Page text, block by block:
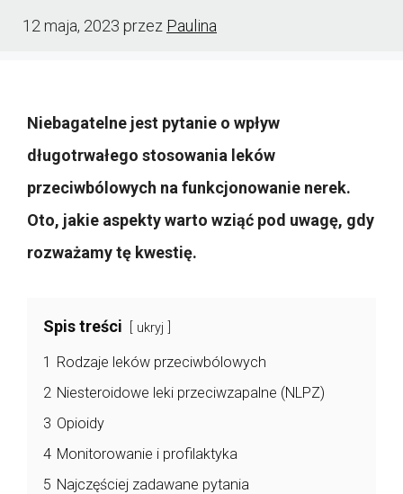
12 maja, 2023 przez Paulina
Niebagatelne jest pytanie o wpływ
długotrwałego stosowania leków
przeciwbólowych na funkcjonowanie nerek.
Oto, jakie aspekty warto wziąć pod uwagę, gdy
rozważamy tę kwestię.
Spis treści ukryj
1 Rodzaje leków przeciwbólowych
2 Niesteroidowe leki przeciwzapalne (NLPZ)
3 Opioidy
4 Monitorowanie i profilaktyka
5 Najczęściej zadawane pytania